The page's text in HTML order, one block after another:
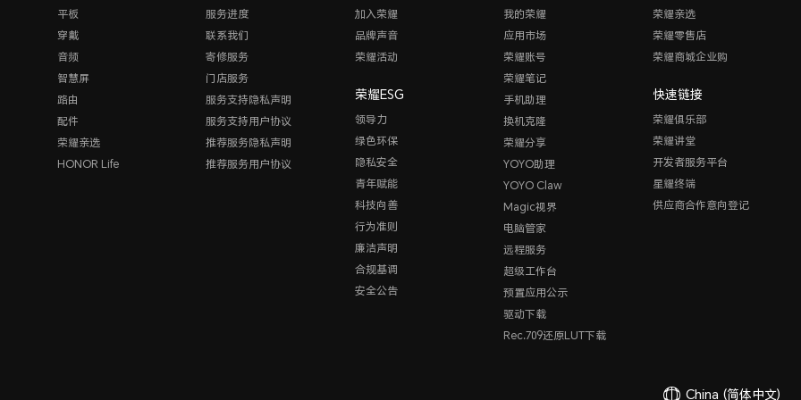
平板
穿戴
音频
智慧屏
路由
配件
荣耀亲选
HONOR Life
服务进度
联系我们
寄修服务
门店服务
服务支持隐私声明
服务支持用户协议
推荐服务隐私声明
推荐服务用户协议
加入荣耀
品牌声音
荣耀活动
荣耀ESG
领导力
绿色环保
隐私安全
青年赋能
科技向善
行为准则
廉洁声明
合规基调
安全公告
我的荣耀
应用市场
荣耀账号
荣耀笔记
手机助理
换机克隆
荣耀分享
YOYO助理
YOYO Claw
Magic视界
电脑管家
远程服务
超级工作台
预置应用公示
驱动下载
Rec.709还原LUT下载
荣耀亲选
荣耀零售店
荣耀商城企业购
快速链接
荣耀俱乐部
荣耀讲堂
开发者服务平台
星耀终端
供应商合作意向登记
China (简体中文)